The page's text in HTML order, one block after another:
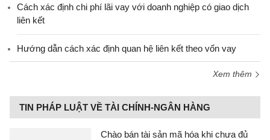
Cách xác định chi phí lãi vay với doanh nghiệp có giao dịch
liên kết
Hướng dẫn cách xác định quan hệ liên kết theo vốn vay
Xem thêm
TIN PHÁP LUẬT VỀ TÀI CHÍNH-NGÂN HÀNG
Chào bán tài sản mã hóa khi chưa đủ